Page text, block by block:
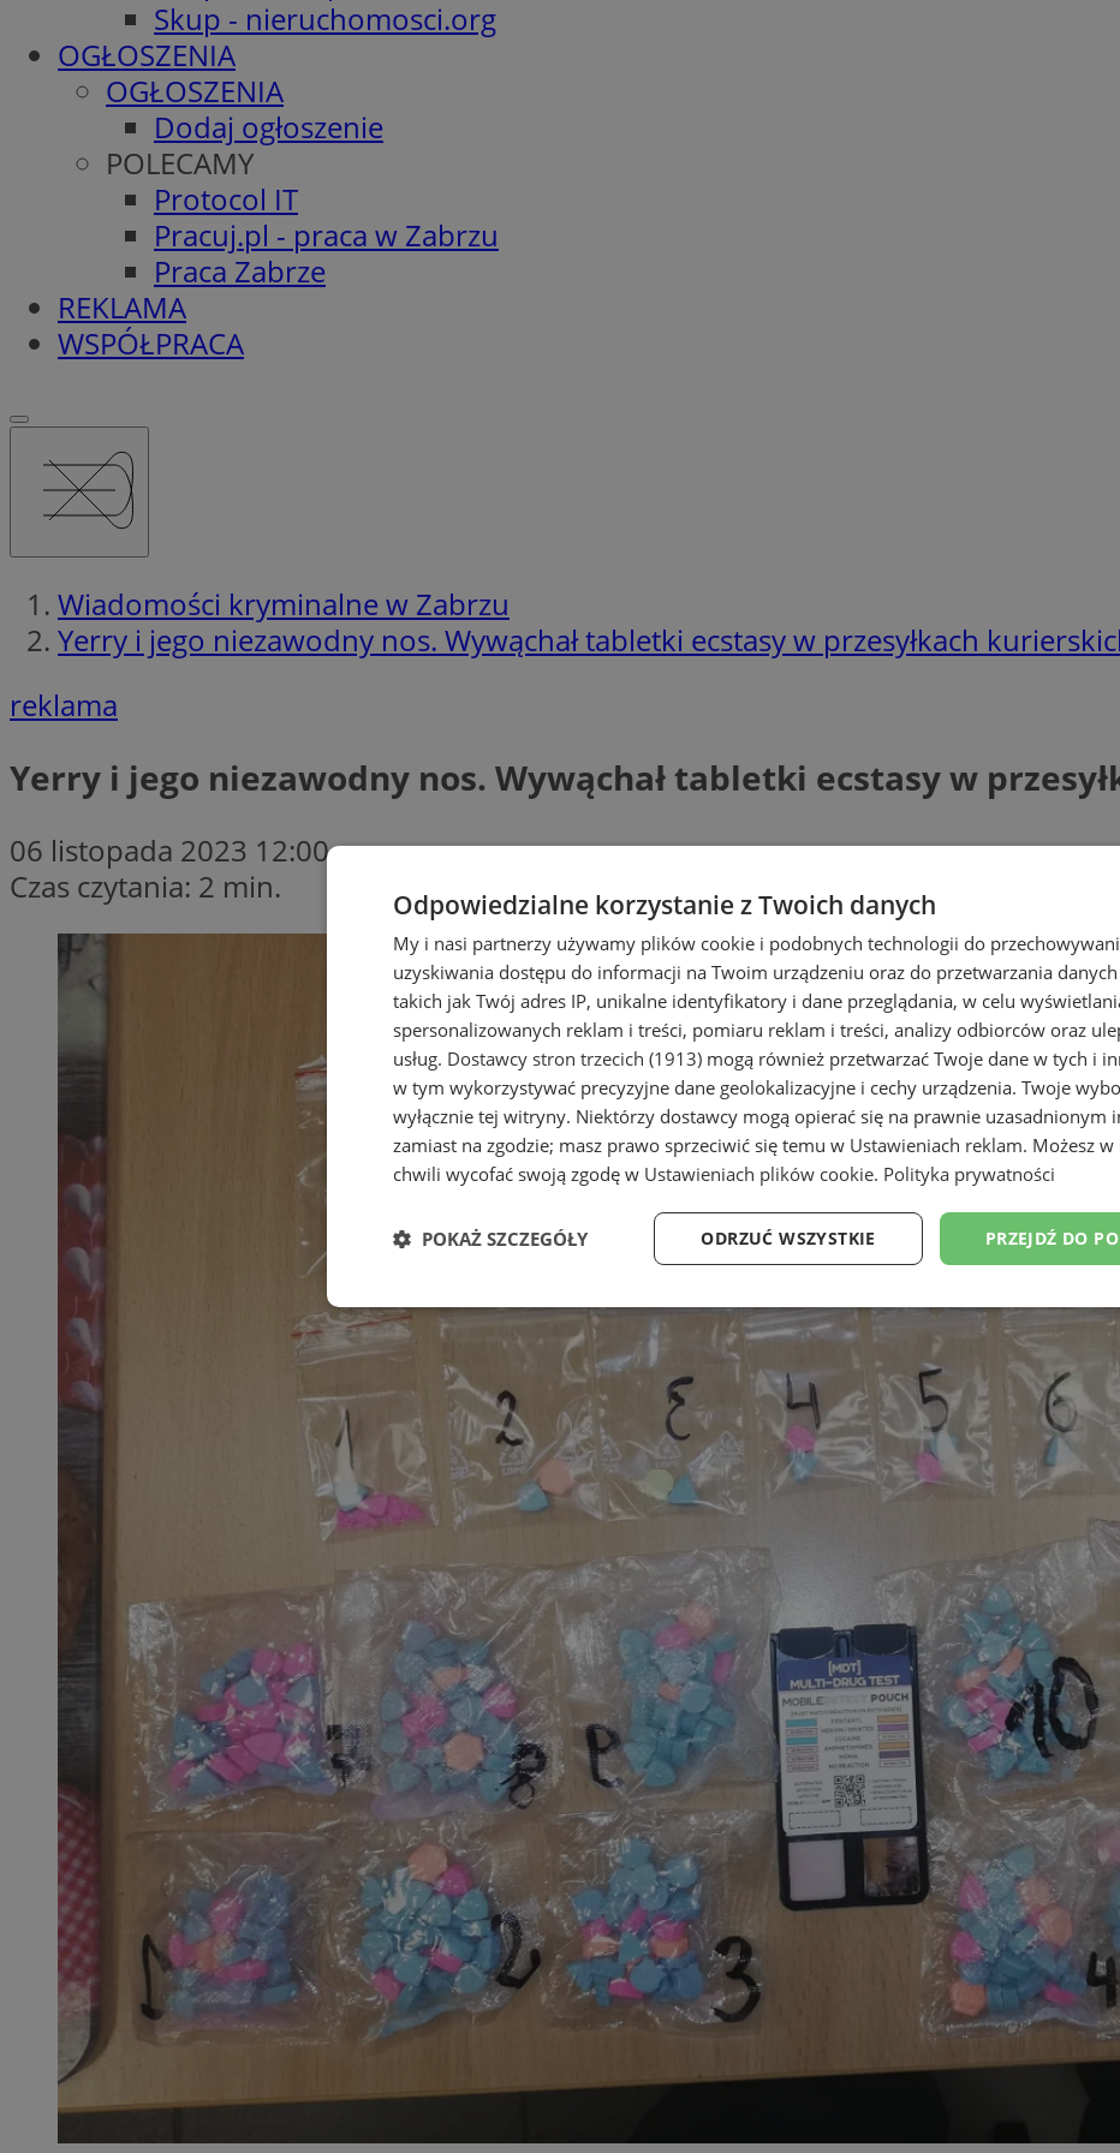
Skup - nieruchomosci.org
OGŁOSZENIA
OGŁOSZENIA
Dodaj ogłoszenie
POLECAMY
Protocol IT
Pracuj.pl - praca w Zabrzu
Praca Zabrze
REKLAMA
WSPÓŁPRACA
Wiadomości kryminalne w Zabrzu
Yerry i jego niezawodny nos. Wywąchał tabletki ecstasy w przesyłkach
reklama
Yerry i jego niezawodny nos. Wywąchał tabletki ecstasy w
06 listopada 2023 12:00
Czas czytania: 2 min.
Odpowiedzialne korzystanie z Twoich danych
My i nasi partnerzy używamy plików cookie i podobnych technologii do
uzyskiwania dostępu do informacji na Twoim urządzeniu oraz do przetwarzania
takich jak Twój adres IP, unikalne identyfikatory i dane przeglądania, w celu
spersonalizowanych reklam i treści, pomiaru reklam i treści, analizy odbiorców oraz
usług. Dostawcy stron trzecich (1913) mogą również przetwarzać Twoje dane w tych i
w tym wykorzystywać precyzyjne dane geolokalizacyjne i cechy urządzenia. Twoje
wyłącznie tej witryny. Niektórzy dostawcy mogą opierać się na prawnie uzasadnionym
zamiast na zgodzie; masz prawo sprzeciwić się temu w Ustawieniach reklam. Możesz w
chwili wycofać swoją zgodę w Ustawieniach plików cookie. Polityka prywatności
PRZEJDŹ DO
ODRZUĆ WSZYSTKIE
POKAŻ SZCZEGÓŁY
Niezbędne Wydajność Targetowanie Funkcjonalność
Niezbędne Wydajność Targetowanie Funkcjonalność Niesklasyfikowane
Niezbędne pliki cookie umożliwiają korzystanie z podstawowych funkcji strony internetowej, takich jak logowanie
zarządzanie kontem. Bez niezbędnych plików cookie nie można prawidłowo korzystać ze strony internetowej.
Nazwa
Provider /
przechowywania
SessID zabrze.com.pl 1 rok
Ten plik cookie przechowuje identyfikator
QeSessID
zabrze.com.pl 1 rok
Ten plik cookie przechowuje identyfikator
MvSessID
zabrze.com.pl 1 rok
Ten plik cookie przechowuje identyfikator
__cf_bm
Cloudflare
Inc.
.x.com
29 minut 53
sekundy
Ten plik cookie służy do rozróżniania ludzi i
to korzystne dla strony internetowej,
umożliwia tworzenie ważnych raportów na
korzystania z jej witryny internetowej.
__cf_bm
Cloudflare
Inc.
.twitter.com
29 minut 55
sekund
Ten plik cookie służy do rozróżniania ludzi
to korzystne dla strony internetowej,
umożliwia tworzenie ważnych raportów
korzystania z jej witryny internetowej.
CookieScriptConsent
CookieScript
zabrze.com.pl
4 tygodnie 2 dni
Ten plik cookie jest używany przez usługę
Script.com do zapamiętywania preferencji
zgody użytkownika na pliki cookie. Jest to
aby baner cookie Cookie-Script.com
VISITOR_PRIVACY_METADATA
YouTube
.youtube.com
5 miesięcy 4
tygodnie
Ten plik cookie przechowuje informacje o
użytkownika oraz jego preferencjach
prywatności podczas korzystania z witryny.
wybory dotyczące polityki prywatności i
zgody, zapewniając ich przestrzeganie w
wizytach. Dzięki temu użytkownik nie musi
Google Privacy Policy